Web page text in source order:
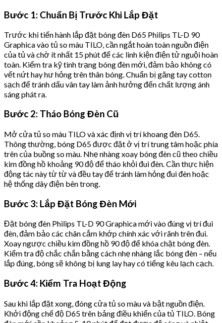
Bước 1: Chuẩn Bị Trước Khi Lắp Đặt
Trước khi tiến hành lắp đặt bóng đèn D65 Philips TL-D 90
Graphica vào tủ so màu TILO, cần ngắt hoàn toàn nguồn điện
của tủ và chờ ít nhất 15 phút để các linh kiện điện tử nguội hoàn
toàn. Kiểm tra kỹ tình trạng bóng đèn mới, đảm bảo không có
vết nứt hay hư hỏng trên thân bóng. Chuẩn bị găng tay cotton
sạch để tránh dấu vân tay làm ảnh hưởng đến chất lượng ánh
sáng phát ra.
Bước 2: Tháo Bóng Đèn Cũ
Mở cửa tủ so màu TILO và xác định vị trí khoang đèn D65.
Thông thường, bóng D65 được đặt ở vị trí trung tâm hoặc phía
trên của buồng so màu. Nhẹ nhàng xoay bóng đèn cũ theo chiều
kim đồng hồ khoảng 90 độ để tháo khỏi đui đèn. Cần thực hiện
động tác này từ từ và đều tay để tránh làm hỏng đui đèn hoặc
hệ thống dây điện bên trong.
Bước 3: Lắp Đặt Bóng Đèn Mới
Đặt bóng đèn Philips TL-D 90 Graphica mới vào đúng vị trí đui
đèn, đảm bảo các chân cắm khớp chính xác với rãnh trên đui.
Xoay ngược chiều kim đồng hồ 90 độ để khóa chặt bóng đèn.
Kiểm tra độ chắc chắn bằng cách nhẹ nhàng lắc bóng đèn – nếu
lắp đúng, bóng sẽ không bị lung lay hay có tiếng kêu lạch cạch.
Bước 4: Kiểm Tra Hoạt Động
Sau khi lắp đặt xong, đóng cửa tủ so màu và bật nguồn điện.
Khởi động chế độ D65 trên bảng điều khiển của tủ TILO. Bóng